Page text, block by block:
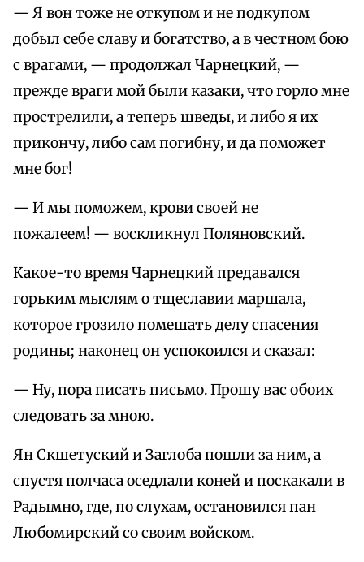
— Я вон тоже не откупом и не подкупом
добыл себе славу и богатство, а в честном бою
с врагами, — продолжал Чарнецкий, —
прежде враги мой были казаки, что горло мне
прострелили, а теперь шведы, и либо я их
прикончу, либо сам погибну, и да поможет
мне бог!
— И мы поможем, крови своей не
пожалеем! — воскликнул Поляновский.
Какое-то время Чарнецкий предавался
горьким мыслям о тщеславии маршала,
которое грозило помешать делу спасения
родины; наконец он успокоился и сказал:
— Ну, пора писать письмо. Прошу вас обоих
следовать за мною.
Ян Скшетуский и Заглоба пошли за ним, а
спустя полчаса оседлали коней и поскакали в
Радымно, где, по слухам, остановился пан
Любомирский со своим войском.